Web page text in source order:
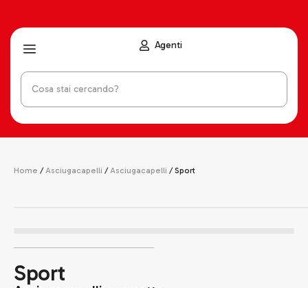
Agenti
Home /Asciugacapelli /Asciugacapelli / Sport
Sport